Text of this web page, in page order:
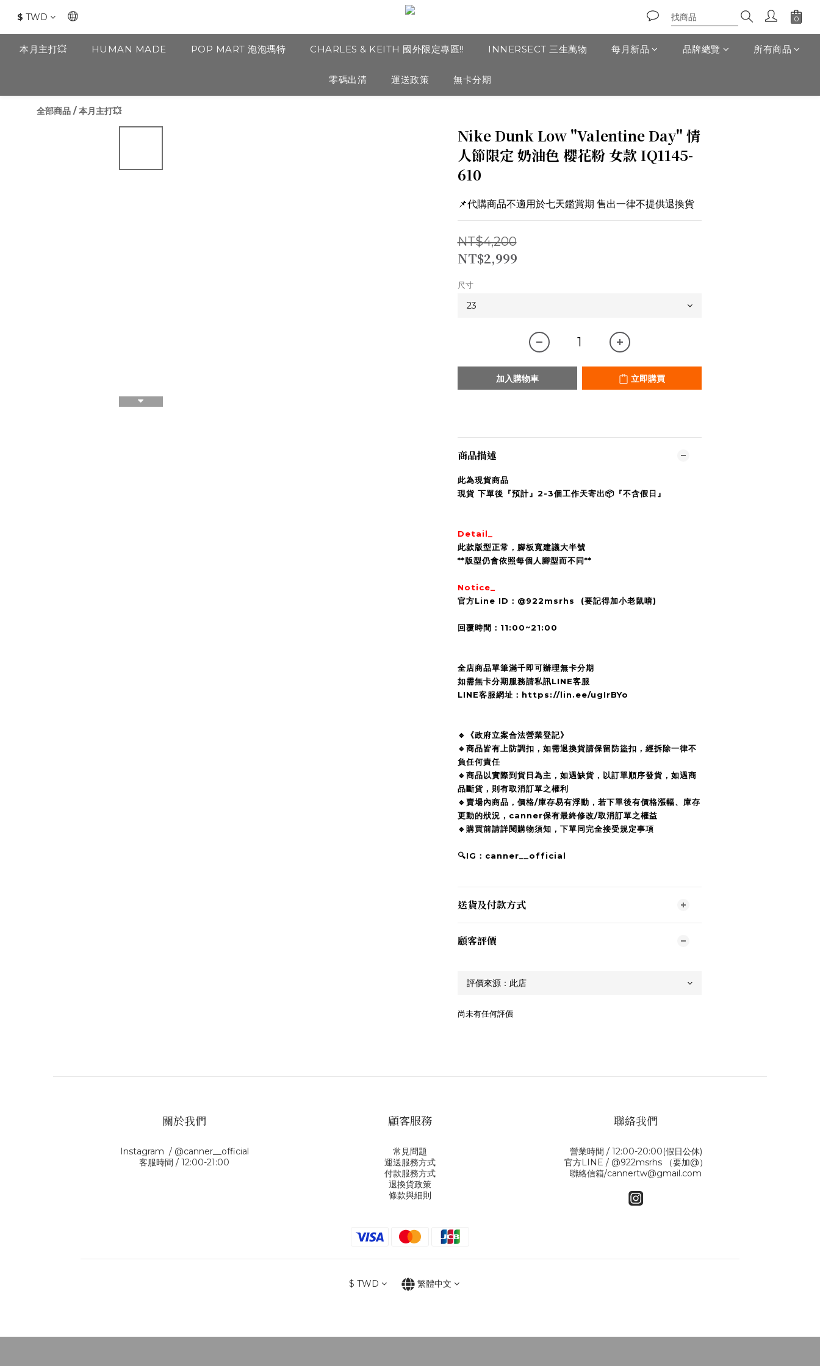
$ TWD
本月主打💥 HUMAN MADE POP MART 泡泡瑪特 CHARLES & KEITH 國外限定專區!! INNERSECT 三生萬物 每月新品 品牌總覽 所有商品
零碼出清 運送政策 無卡分期
全部商品 /本月主打💥
Nike Dunk Low "Valentine Day" 情
人節限定 奶油色 櫻花粉 女款 IQ1145-
610
📌代購商品不適用於七天鑑賞期 售出一律不提供退換貨
NT$4,200
NT$2,999
尺寸
加入購物車 立即購買
商品描述
此為現貨商品
現貨 下單後『預計』2-3個工作天寄出📦『不含假日』
Detail_
此款版型正常，腳板寬建議大半號
**版型仍會依照每個人腳型而不同**
Notice_
官方Line ID：@922msrhs (要記得加小老鼠唷)
回覆時間：11:00~21:00
全店商品單筆滿千即可辦理無卡分期
如需無卡分期服務請私訊LINE客服
LINE客服網址：https://lin.ee/ugIrBYo
🔹《政府立案合法營業登記》
🔹商品皆有上防調扣，如需退換貨請保留防盜扣，經拆除一律不
負任何責任
🔹商品以實際到貨日為主，如遇缺貨，以訂單順序發貨，如遇商
品斷貨，則有取消訂單之權利
🔹賣場內商品，價格/庫存易有浮動，若下單後有價格漲幅、庫存
更動的狀況，canner保有最終修改/取消訂單之權益
🔹購買前請詳閱購物須知，下單同完全接受規定事項
🔍IG：canner__official
送貨及付款方式
顧客評價
尚未有任何評價
關於我們
Instagram / @canner__official
客服時間 / 12:00-21:00
顧客服務
常見問題
運送服務方式
付款服務方式
退換貨政策
條款與細則
聯絡我們
營業時間 / 12:00-20:00(假日公休)
官方LINE / @922msrhs （要加@）
聯絡信箱/cannertw@gmail.com
$ TWD 繁體中文